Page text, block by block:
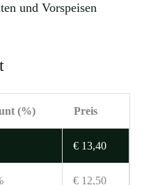
und Vorspeisen
(%) Preis
€ 13,40
€ 12,50